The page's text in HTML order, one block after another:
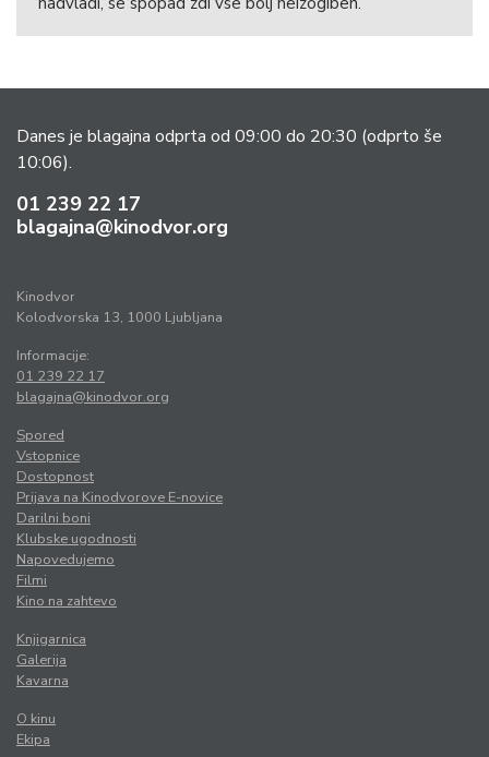
Danes je blagajna odprta od 09:00 do 20:30 (odprto še
10:06).
01 239 22 17
blagajna@kinodvor.org
Kinodvor
Kolodvorska 13, 1000 Ljubljana
Informacije:
01 239 22 17
blagajna@kinodvor.org
Spored
Vstopnice
Dostopnost
Prijava na Kinodvorove E-novice
Darilni boni
Klubske ugodnosti
Napovedujemo
Filmi
Kino na zahtevo
Knjigarnica
Galerija
Kavarna
O kinu
Ekipa